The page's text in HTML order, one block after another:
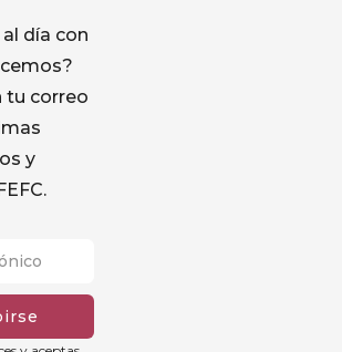
día con
tu correo
y